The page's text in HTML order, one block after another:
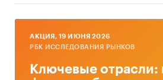
Выявление приоритетных
импортозамещения
AКЦИЯ, 19 ИЮНЯ 2026
РБК ИССЛЕДОВАНИЯ РЫНКОВ
Ключевые отрасли: